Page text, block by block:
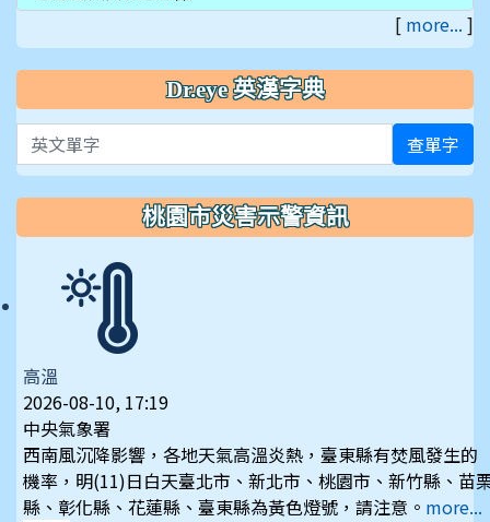
[ more... ]
Dr.eye 英漢字典
英文單字 查單字
桃園市災害示警資訊
高溫
2026-08-10, 17:19
中央氣象署
西南風沉降影響，各地天氣高溫炎熱，臺東縣有焚風發生的
機率，明(11)日白天臺北市、新北市、桃園市、新竹縣、苗
縣、彰化縣、花蓮縣、臺東縣為黃色燈號，請注意。 more...